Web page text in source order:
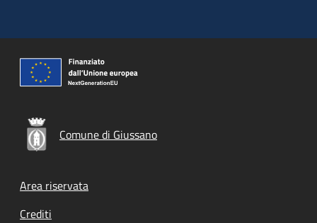
Comune di Giussano
Footer menu
Area riservata
Crediti